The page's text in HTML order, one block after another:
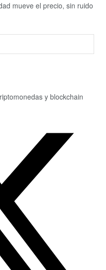
mueve el precio, sin ruido
y blockchain